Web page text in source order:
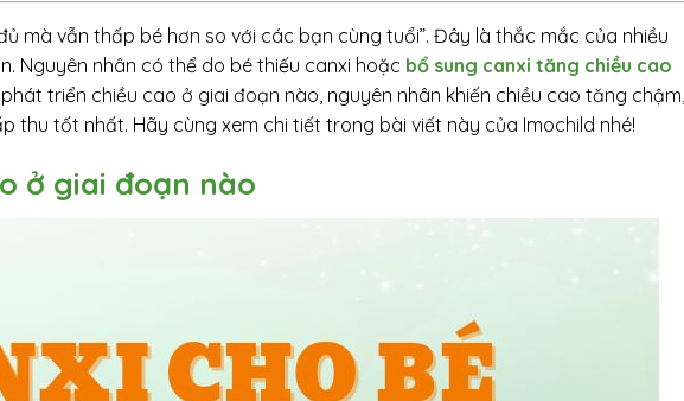
mà vẫn thấp bé hơn so với các bạn cùng tuổi”. Đây là thắc mắc của nhiều
Nguyên nhân có thể do bé thiếu canxi hoặc bổ sung canxi tăng chiều cao
triển chiều cao ở giai đoạn nào, nguyên nhân khiến chiều cao tăng chậm,
thu tốt nhất. Hãy cùng xem chi tiết trong bài viết này của Imochild nhé!
ở giai đoạn nào